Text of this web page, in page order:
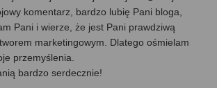
komentarz, bardzo lubię Pani bloga,
Pani i wierze, że jest Pani prawdziwą
marketingowym. Dlatego ośmielam
przemyślenia.
bardzo serdecznie!